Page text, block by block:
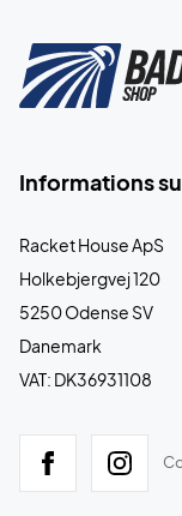
Informations
Racket House ApS
Holkebjergvej 120
5250 Odense SV
Danemark
VAT: DK36931108